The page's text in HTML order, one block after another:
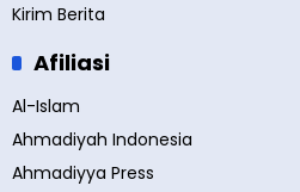
Kirim Berita
Afiliasi
Al-Islam
Ahmadiyah Indonesia
Ahmadiyya Press